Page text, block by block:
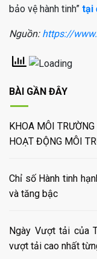
bảo vệ hành tinh” tại
Nguồn: https://
BÀI GẦN ĐÂY
KHOA MÔI
HOẠT ĐỘNG MÔI
Chỉ số Hành tinh
và tăng bậc
Ngày Vượt tải của
vượt tải cao nhất